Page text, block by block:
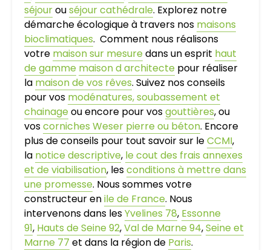
séjourouséjour cathédrale. Explorez notre
démarche écologique à travers nos maisons
bioclimatiques. Comment nous réalisons
votre maison sur mesuredans un esprit haut
de gamme maison d architecte pour réaliser
la maison de vos rêves. Suivez nos conseils
pour vos modénatures, soubassement et
chainageou encore pour vosgouttières, ou
voscorniches Weser pierre ou béton. Encore
plus de conseils pour tout savoir sur leCCMI,
la notice descriptive, le cout des frais annexes
et de viabilisation, lesconditions à mettre dans
une promesse. Nous sommes votre
constructeur enile de France. Nous
intervenons dans lesYvelines 78, Essonne
91, Hauts de Seine 92,Val de Marne 94,Seine et
Marne 77 et dans la région de Paris.